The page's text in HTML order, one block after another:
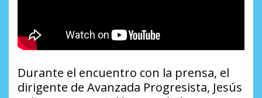
Durante el encuentro con la prensa, el
dirigente de Avanzada Progresista, Jesús